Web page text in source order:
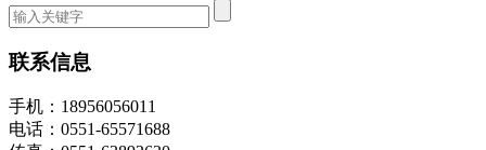
联系信息
手机：18956056011
电话：0551-65571688